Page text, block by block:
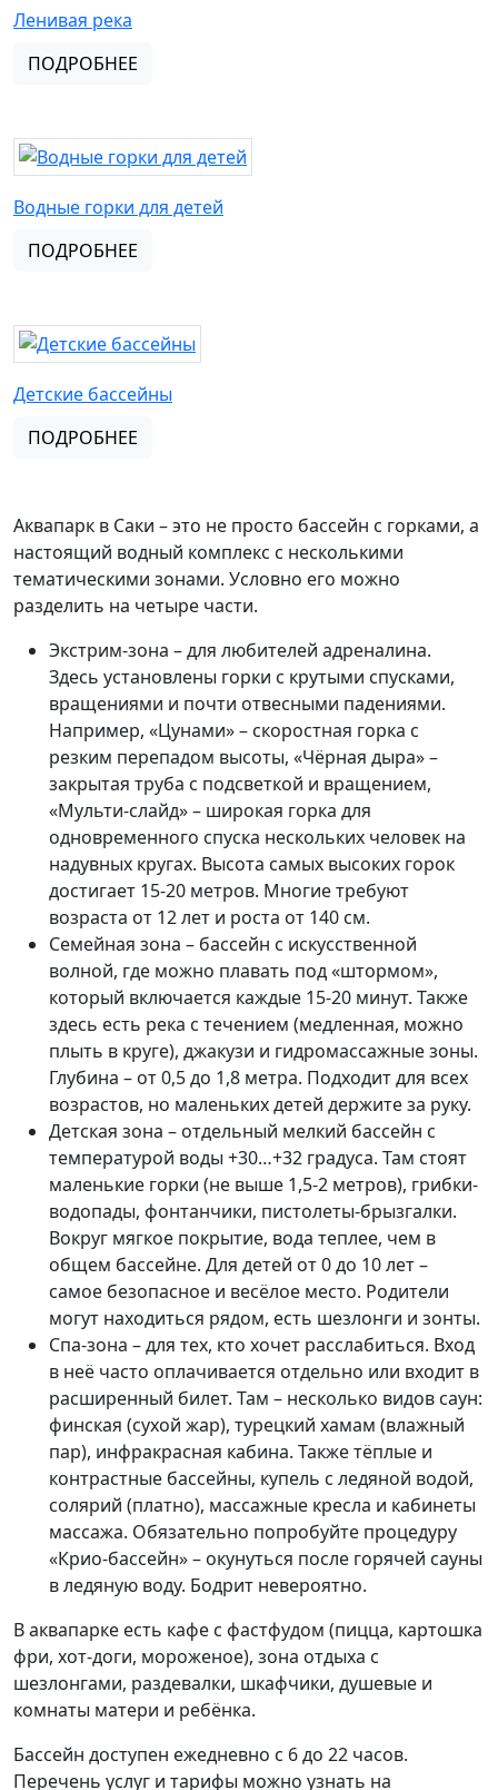
Ленивая река
ПОДРОБНЕЕ
Водные горки для детей
ПОДРОБНЕЕ
Детские бассейны
ПОДРОБНЕЕ
Аквапарк в Саки – это не просто бассейн с горками, а
настоящий водный комплекс с несколькими
тематическими зонами. Условно его можно
разделить на четыре части.
Экстрим-зона – для любителей адреналина.
Здесь установлены горки с крутыми спусками,
вращениями и почти отвесными падениями.
Например, «Цунами» – скоростная горка с
резким перепадом высоты, «Чёрная дыра» –
закрытая труба с подсветкой и вращением,
«Мульти-слайд» – широкая горка для
одновременного спуска нескольких человек на
надувных кругах. Высота самых высоких горок
достигает 15-20 метров. Многие требуют
возраста от 12 лет и роста от 140 см.
Семейная зона – бассейн с искусственной
волной, где можно плавать под «штормом»,
который включается каждые 15-20 минут. Также
здесь есть река с течением (медленная, можно
плыть в круге), джакузи и гидромассажные зоны.
Глубина – от 0,5 до 1,8 метра. Подходит для всех
возрастов, но маленьких детей держите за руку.
Детская зона – отдельный мелкий бассейн с
температурой воды +30…+32 градуса. Там стоят
маленькие горки (не выше 1,5-2 метров), грибки-
водопады, фонтанчики, пистолеты-брызгалки.
Вокруг мягкое покрытие, вода теплее, чем в
общем бассейне. Для детей от 0 до 10 лет –
самое безопасное и весёлое место. Родители
могут находиться рядом, есть шезлонги и зонты.
Спа-зона – для тех, кто хочет расслабиться. Вход
в неё часто оплачивается отдельно или входит в
расширенный билет. Там – несколько видов саун:
финская (сухой жар), турецкий хамам (влажный
пар), инфракрасная кабина. Также тёплые и
контрастные бассейны, купель с ледяной водой,
солярий (платно), массажные кресла и кабинеты
массажа. Обязательно попробуйте процедуру
«Крио-бассейн» – окунуться после горячей сауны
в ледяную воду. Бодрит невероятно.
В аквапарке есть кафе с фастфудом (пицца, картошка
фри, хот-доги, мороженое), зона отдыха с
шезлонгами, раздевалки, шкафчики, душевые и
комнаты матери и ребёнка.
Бассейн доступен ежедневно с 6 до 22 часов.
Перечень услуг и тарифы можно узнать на